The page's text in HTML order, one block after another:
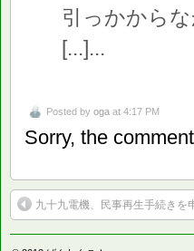
引っかから
[...]...
Posted by oga at 4:17 PM
Sorry, the
九十九電機、民事再生手続きを